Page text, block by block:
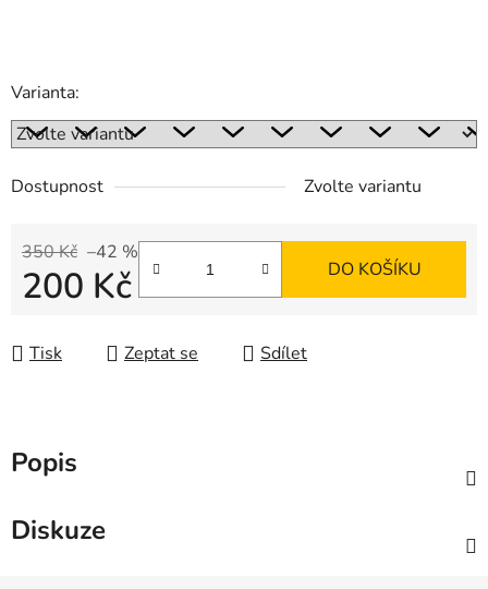
Varianta:
Dostupnost Zvolte variantu
350 Kč –42 %
200 Kč DO KOŠÍKU
Tisk Zeptat se Sdílet
Popis
Diskuze